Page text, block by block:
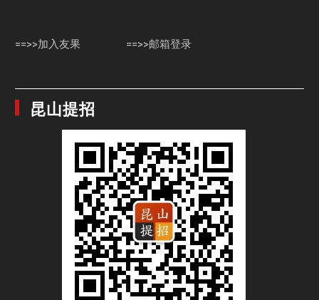
==>>加入友果 ==>>邮箱登录
昆山提招